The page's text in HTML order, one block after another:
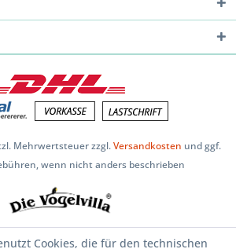
Mehrwertsteuer zzgl.Versandkosten und ggf.
wenn nicht anders beschrieben
Cookies, die für den technischen